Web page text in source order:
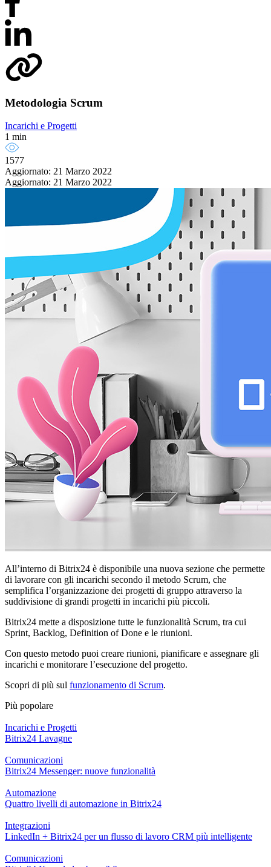
Metodologia Scrum
Incarichi e Progetti
1 min
1577
Aggiornato: 21 Marzo 2022
Aggiornato: 21 Marzo 2022
All’interno di Bitrix24 è disponibile una nuova sezione che permette
di lavorare con gli incarichi secondo il metodo Scrum, che
semplifica l’organizzazione dei progetti di gruppo attraverso la
suddivisione di grandi progetti in incarichi più piccoli.
Bitrix24 mette a disposizione tutte le funzionalità Scrum, tra cui
Sprint, Backlog, Definition of Done e le riunioni.
Con questo metodo puoi creare riunioni, pianificare e assegnare gli
incarichi e monitorare l’esecuzione del progetto.
Scopri di più sul funzionamento di Scrum.
Più popolare
Incarichi e Progetti
Bitrix24 Lavagne
Comunicazioni
Bitrix24 Messenger: nuove funzionalità
Automazione
Quattro livelli di automazione in Bitrix24
Integrazioni
LinkedIn + Bitrix24 per un flusso di lavoro CRM più intelligente
Comunicazioni